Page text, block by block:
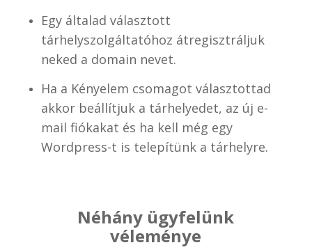
Egy általad választott
tárhelyszolgáltatóhoz átregisztráljuk
neked a domain nevet.
Ha a Kényelem csomagot választottad
akkor beállítjuk a tárhelyedet, az új e-
mail fiókakat és ha kell még egy
Wordpress-t is telepítünk a tárhelyre.
Néhány ügyfelünk
véleménye